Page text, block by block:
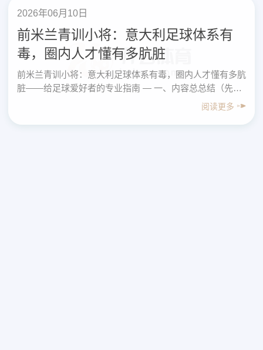
2026年06月10日
前米兰青训小将：意大利足球体系有
毒，圈内人才懂有多肮脏
前米兰青训小将：意大利足球体系有毒，圈内人才懂有多肮
脏——给足球爱好者的专业指南 — 一、内容总总结（先给
结论） 围绕“前米兰青训小将：意大利足球体系有毒，
阅读更多